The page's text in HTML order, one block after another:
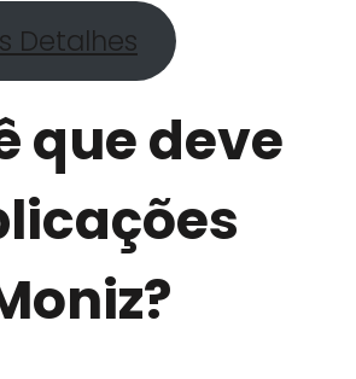
Detalhes
que deve